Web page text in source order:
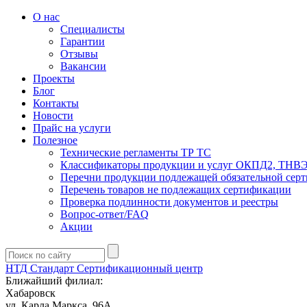
О нас
Специалисты
Гарантии
Отзывы
Вакансии
Проекты
Блог
Контакты
Новости
Прайс на услуги
Полезное
Технические регламенты ТР ТС
Классификаторы продукции и услуг ОКПД2,
Перечни продукции подлежащей обязательной
Перечень товаров не подлежащих сертификации
Проверка подлинности документов и реестры
Вопрос-ответ/FAQ
Акции
НТД Стандарт Сертификационный центр
Ближайший филиал:
Хабаровск